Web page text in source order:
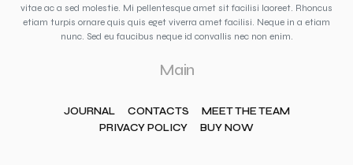
vitae ac a sed molestie. Mi pellentesque amet sit facilisi laoreet. Rhoncus
etiam turpis ornare quis quis eget viverra amet facilisi. Neque in a etiam
nunc. Sed eu faucibus neque id convallis nec non enim.
Main
JOURNAL CONTACTS
MEET THE TEAM
PRIVACY POLICY
BUY NOW